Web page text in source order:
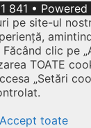
841 •
pe site-ul
clic pe
TOATE
„Setări
Accept toate